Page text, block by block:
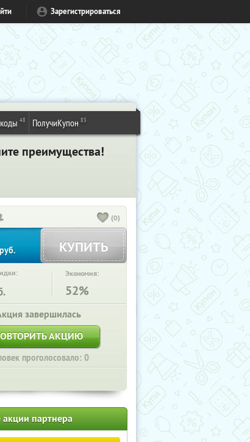
Зарегистрироваться
48 ПолучиКупон 83
преимущества!
(0)
руб. КУПИТЬ
Экономия:
52%
завершилась
АКЦИЮ
проголосовало: 0
акции партнера